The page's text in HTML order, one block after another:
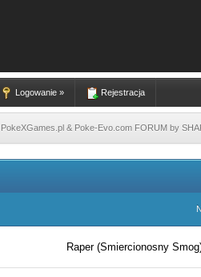
Logowanie » Rejestracja
PokeXGames.pl & Poke-Evo.com FORUM by
Raper (Smiercionosny